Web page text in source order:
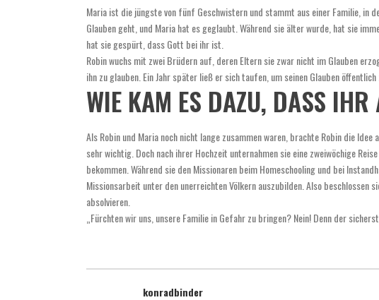
Maria ist die jüngste von fünf Geschwistern und stammt aus einer Familie, in
Glauben geht, und Maria hat es geglaubt. Während sie älter wurde, hat sie
hat sie gespürt, dass Gott bei ihr ist.
Robin wuchs mit zwei Brüdern auf, deren Eltern sie zwar nicht im Glauben
ihn zu glauben. Ein Jahr später ließ er sich taufen, um seinen Glauben öffentlich
WIE KAM ES DAZU, DASS
Als Robin und Maria noch nicht lange zusammen waren, brachte Robin die
sehr wichtig. Doch nach ihrer Hochzeit unternahmen sie eine zweiwöchige
bekommen. Während sie den Missionaren beim Homeschooling und bei
Missionsarbeit unter den unerreichten Völkern auszubilden. Also beschlossen
absolvieren.
„Fürchten wir uns, unsere Familie in Gefahr zu bringen? Nein! Denn der
konradbinder